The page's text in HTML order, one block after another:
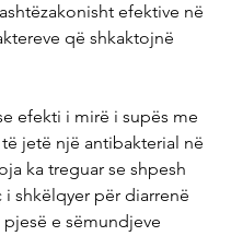
efektive në
që shkaktojnë
efekti i mirë i supës me
jetë një antibakterial në
ka treguar se shpesh
i shkëlqyer për diarrenë
e sëmundjeve